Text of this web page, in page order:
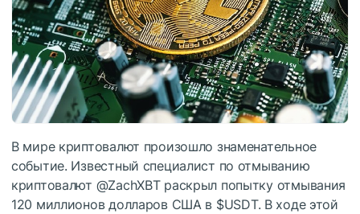
В мире криптовалют произошло знаменательное
событие. Известный специалист по отмыванию
криптовалют @ZachXBT раскрыл попытку отмывания
120 миллионов долларов США в $USDT. В ходе этой